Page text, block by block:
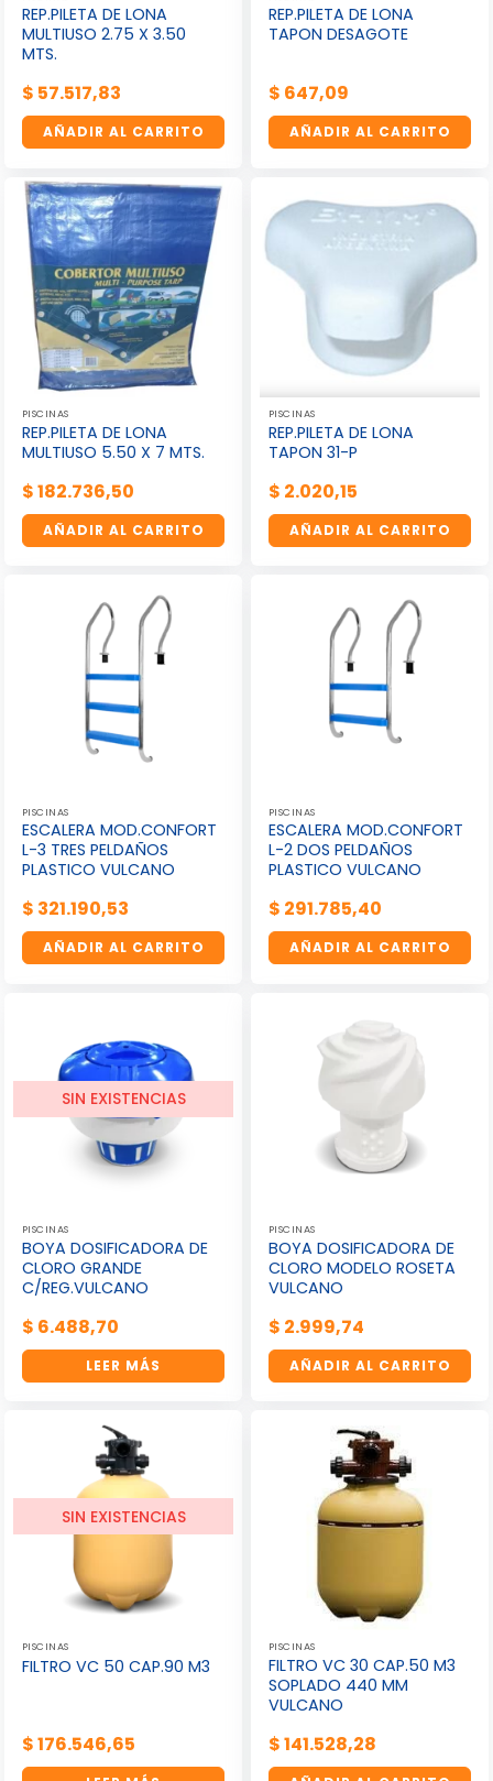
REP.PILETA DE LONA
MULTIUSO 2.75 X 3.50
MTS.
$ 57.517,83
AÑADIR AL CARRITO
REP.PILETA DE LONA
TAPON DESAGOTE
$ 647,09
AÑADIR AL CARRITO
PISCINAS
REP.PILETA DE LONA
MULTIUSO 5.50 X 7 MTS.
$182.736,50
AÑADIR AL CARRITO
PISCINAS
REP.PILETA DE LONA
TAPON 31-P
$ 2.020,15
AÑADIR AL CARRITO
PISCINAS
ESCALERA MOD.CONFORT
L-3 TRES PELDAÑOS
PLASTICO VULCANO
$ 321.190,53
AÑADIR AL CARRITO
PISCINAS
ESCALERA MOD.CONFORT
L-2 DOS PELDAÑOS
PLASTICO VULCANO
$ 291.785,40
AÑADIR AL CARRITO
SIN EXISTENCIAS
PISCINAS
BOYA DOSIFICADORA DE
CLORO GRANDE
C/REG.VULCANO
$ 6.488,70
LEER MÁS
PISCINAS
BOYA DOSIFICADORA DE
CLORO MODELO ROSETA
VULCANO
$ 2.999,74
AÑADIR AL CARRITO
SIN EXISTENCIAS
PISCINAS
FILTRO VC 50 CAP.90 M3
$176.546,65
PISCINAS
FILTRO VC 30 CAP.50 M3
SOPLADO 440 MM
VULCANO
$141.528,28